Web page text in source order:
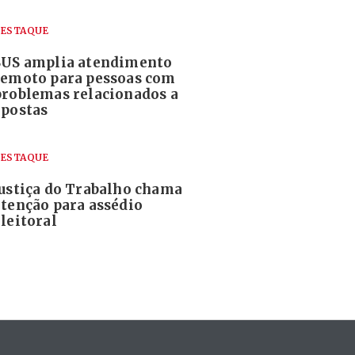
amplia atendimento
para pessoas com
relacionados a
do Trabalho chama
para assédio